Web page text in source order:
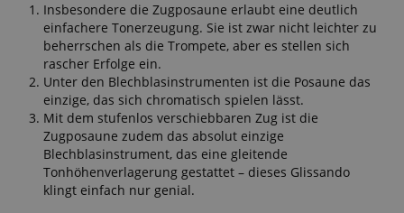
Insbesondere die Zugposaune erlaubt eine deutlich
einfachere Tonerzeugung. Sie ist zwar nicht leichter zu
beherrschen als die Trompete, aber es stellen sich
rascher Erfolge ein.
Unter den Blechblasinstrumenten ist die Posaune das
einzige, das sich chromatisch spielen lässt.
Mit dem stufenlos verschiebbaren Zug ist die
Zugposaune zudem das absolut einzige
Blechblasinstrument, das eine gleitende
Tonhöhenverlagerung gestattet – dieses Glissando
klingt einfach nur genial.